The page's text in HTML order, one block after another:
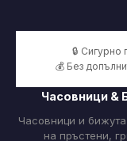
🔒 Сигурно
💰 Без
Часовници &
Часовници и
на пръстени,